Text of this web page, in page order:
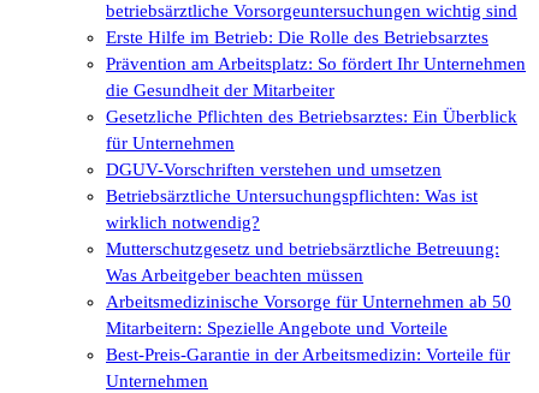
betriebsärztliche Vorsorgeuntersuchungen wichtig sind
Erste Hilfe im Betrieb: Die Rolle des Betriebsarztes
Prävention am Arbeitsplatz: So fördert Ihr Unternehmen
die Gesundheit der Mitarbeiter
Gesetzliche Pflichten des Betriebsarztes: Ein Überblick
für Unternehmen
DGUV-Vorschriften verstehen und umsetzen
Betriebsärztliche Untersuchungspflichten: Was ist
wirklich notwendig?
Mutterschutzgesetz und betriebsärztliche Betreuung:
Was Arbeitgeber beachten müssen
Arbeitsmedizinische Vorsorge für Unternehmen ab 50
Mitarbeitern: Spezielle Angebote und Vorteile
Best-Preis-Garantie in der Arbeitsmedizin: Vorteile für
Unternehmen